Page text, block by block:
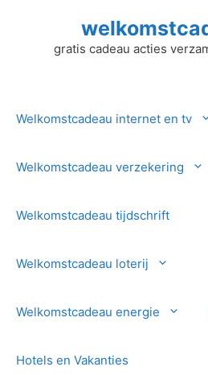
gratis cadeau acties
Welkomstcadeau internet en tv
Welkomstcadeau verzekering
Welkomstcadeau tijdschrift
Welkomstcadeau loterij
Welkomstcadeau energie
Hotels en Vakanties